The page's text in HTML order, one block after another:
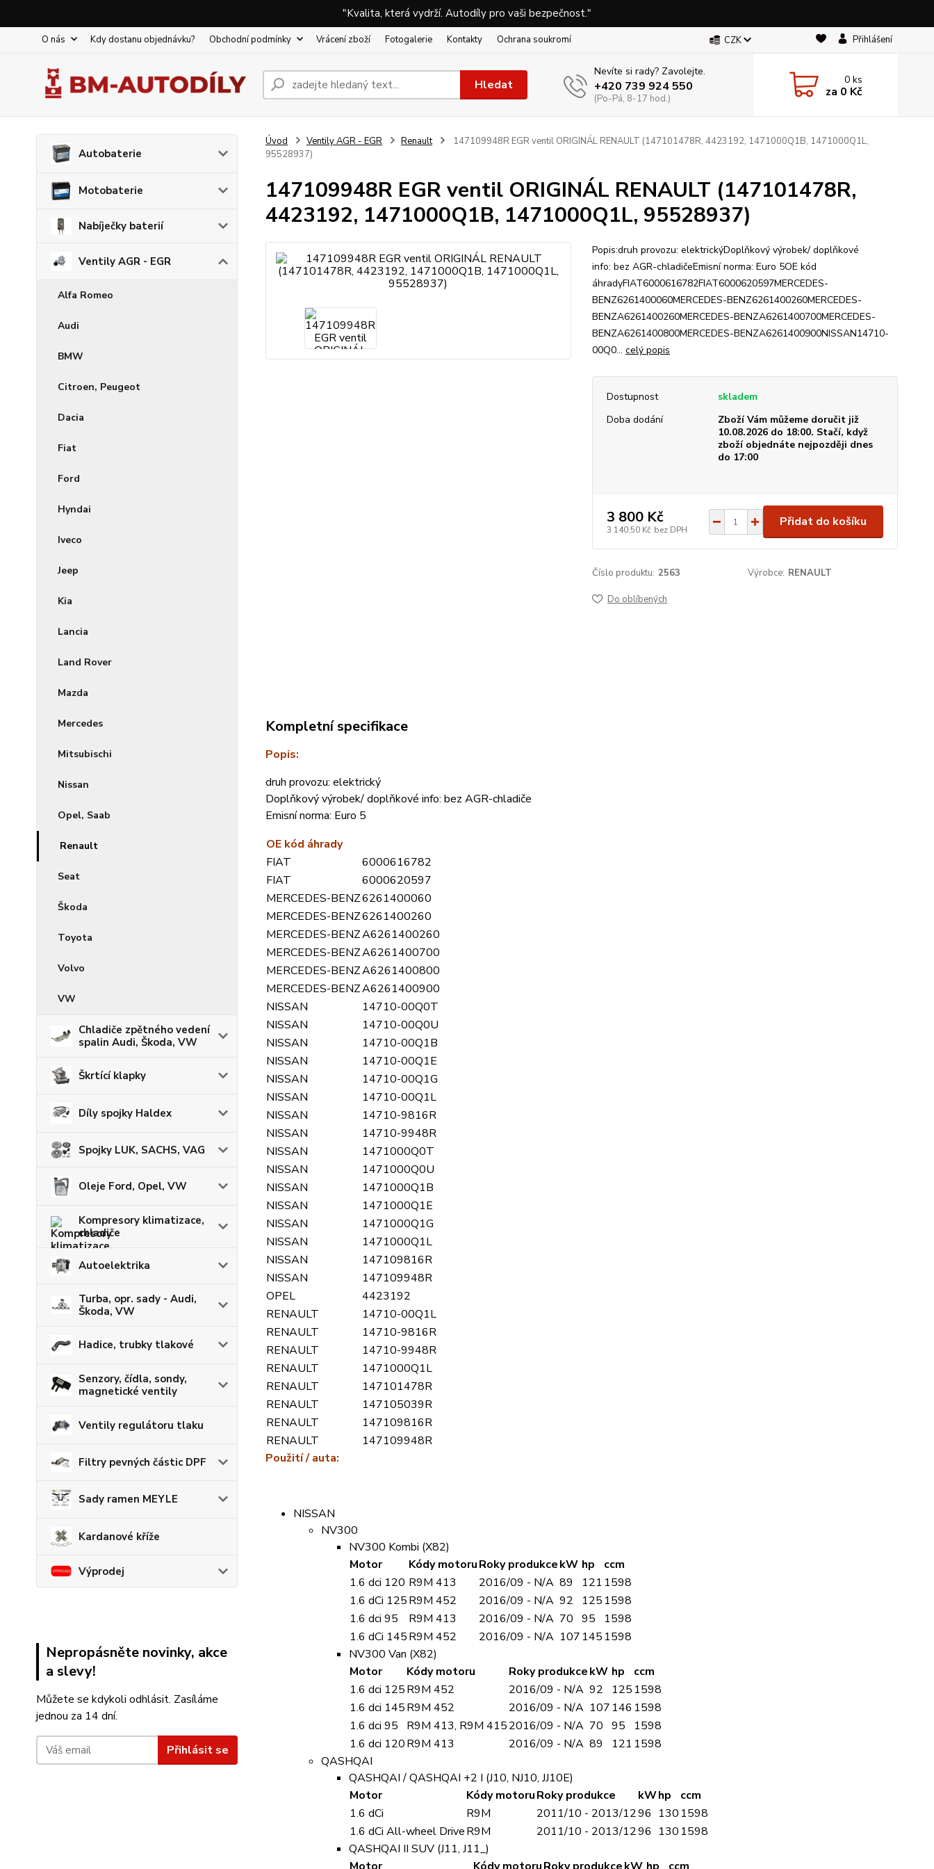
"Kvalita, která vydrží. Autodíly pro vaši bezpečnost."
O nás Kdy dostanu objednávku? Obchodní podmínky Vrácení zboží Fotogalerie Kontakty Ochrana soukromí CZK Přihlášení
Hledat
Nevíte si rady? Zavolejte.
+420 739 924 550
(Po-Pá, 8-17 hod.)
0ks
za 0 Kč
Autobaterie
Motobaterie
Nabíječky baterií
Ventily AGR - EGR
Alfa Romeo
Audi
BMW
Citroen, Peugeot
Dacia
Fiat
Ford
Hyndai
Iveco
Jeep
Kia
Lancia
Land Rover
Mazda
Mercedes
Mitsubischi
Nissan
Opel, Saab
Renault
Seat
Škoda
Toyota
Volvo
VW
Chladiče zpětného vedení
spalin Audi, Škoda, VW
Škrtící klapky
Díly spojky Haldex
Spojky LUK, SACHS, VAG
Oleje Ford, Opel, VW
Kompresory klimatizace,
chladiče
Autoelektrika
Turba, opr. sady - Audi,
Škoda, VW
Hadice, trubky tlakové
Senzory, čídla, sondy,
magnetické ventily
Ventily regulátoru tlaku
Filtry pevných částic DPF
Sady ramen MEYLE
Kardanové kříže
Výprodej
Nepropásněte novinky, akce
a slevy!
Můžete se kdykoli odhlásit. Zasíláme
jednou za 14 dní.
Přihlásit se
Úvod Ventily AGR - EGR Renault
147109948R EGR ventil ORIGINÁL RENAULT (147101478R, 4423192, 1471000Q1B, 1471000Q1L,
95528937)
147109948R EGR ventil ORIGINÁL RENAULT (147101478R,
4423192, 1471000Q1B, 1471000Q1L, 95528937)
Popis:druh provozu: elektrickýDoplňkový výrobek/ doplňkové
info: bez AGR-chladičeEmisní norma: Euro 5OE kód
áhradyFIAT6000616782FIAT6000620597MERCEDES-
BENZ6261400060MERCEDES-BENZ6261400260MERCEDES-
BENZA6261400260MERCEDES-BENZA6261400700MERCEDES-
BENZA6261400800MERCEDES-BENZA6261400900NISSAN14710-
00Q0... celý popis
Dostupnost
skladem
Doba dodání
Zboží Vám můžeme doručit již
10.08.2026 do 18:00. Stačí, když
zboží objednáte nejpozději dnes
do 17:00
3 800 Kč
3 140,50 Kč bez DPH
Přidat do košíku
Číslo produktu: 2563 Výrobce: RENAULT
Do oblíbených
Kompletní specifikace
Popis:
druh provozu: elektrický
Doplňkový výrobek/ doplňkové info: bez AGR-chladiče
Emisní norma: Euro 5
OE kód áhrady
FIAT
6000616782
FIAT
6000620597
MERCEDES-BENZ6261400060
MERCEDES-BENZ6261400260
MERCEDES-BENZA6261400260
MERCEDES-BENZA6261400700
MERCEDES-BENZA6261400800
MERCEDES-BENZA6261400900
NISSAN
14710-00Q0T
NISSAN
14710-00Q0U
NISSAN
14710-00Q1B
NISSAN
14710-00Q1E
NISSAN
14710-00Q1G
NISSAN
14710-00Q1L
NISSAN
14710-9816R
NISSAN
14710-9948R
NISSAN
1471000Q0T
NISSAN
1471000Q0U
NISSAN
1471000Q1B
NISSAN
1471000Q1E
NISSAN
1471000Q1G
NISSAN
1471000Q1L
NISSAN
147109816R
NISSAN
147109948R
OPEL
4423192
RENAULT
14710-00Q1L
RENAULT
14710-9816R
RENAULT
14710-9948R
RENAULT
1471000Q1L
RENAULT
147101478R
RENAULT
147105039R
RENAULT
147109816R
RENAULT
147109948R
Použití / auta:
NISSAN
NV300
NV300 Kombi (X82)
Motor
Kódy motoruRoky produkcekW hp
ccm
1.6 dci 120 R9M 413 2016/09 - N/A 89 121 1598
1.6 dCi 125R9M 452 2016/09 - N/A 92 125 1598
1.6 dci 95
R9M 413 2016/09 - N/A 70 95
1598
1.6 dCi 145R9M 452 2016/09 - N/A 107 145 1598
NV300 Van (X82)
Motor
Kódy motoru Roky produkcekW hp
ccm
1.6 dci 125R9M 452 2016/09 - N/A 92 125 1598
1.6 dci 145R9M 452 2016/09 - N/A 107 146 1598
1.6 dci 95
R9M 413, R9M 4152016/09 - N/A 70 95
1598
1.6 dci 120R9M 413 2016/09 - N/A 89 121 1598
QASHQAI
QASHQAI / QASHQAI +2 I (J10, NJ10, JJ10E)
Motor
Kódy motoruRoky produkce kWhp
ccm
1.6 dCi
R9M 2011/10 - 2013/1296 130 1598
1.6 dCi All-wheel DriveR9M 2011/10 - 2013/1296 130 1598
QASHQAI II SUV (J11, J11_)